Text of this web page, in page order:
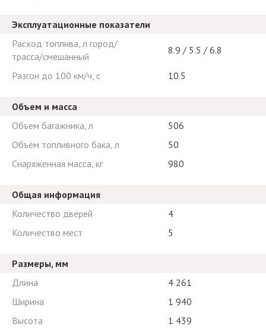
Эксплуатационные показатели
Расход топлива, л город/
трасса/смешанный
8.9 / 5.5 / 6.8
Разгон до 100 км/ч, с 10.5
Объем и масса
Объем багажника, л
506
Объём топливного бака, л
50
Снаряженная масса, кг
980
Общая информация
Количество дверей
4
Количество мест
5
Размеры, мм
Длина
4 261
Ширина
1 940
Высота
1 439